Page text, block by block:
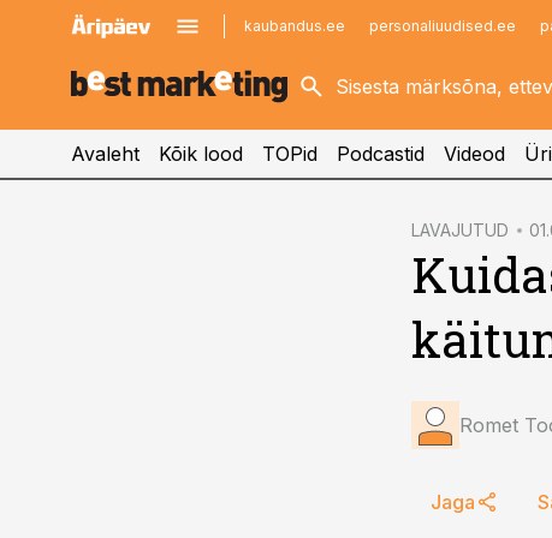
kaubandus.ee personaliuudised.ee
kinnisvarauudised.ee
logistikauudised.ee
imelineajalugu.ee
Avaleht Kõik lood TOPid Podcastid Videod
LAVAJUTUD
Romet
Jaga